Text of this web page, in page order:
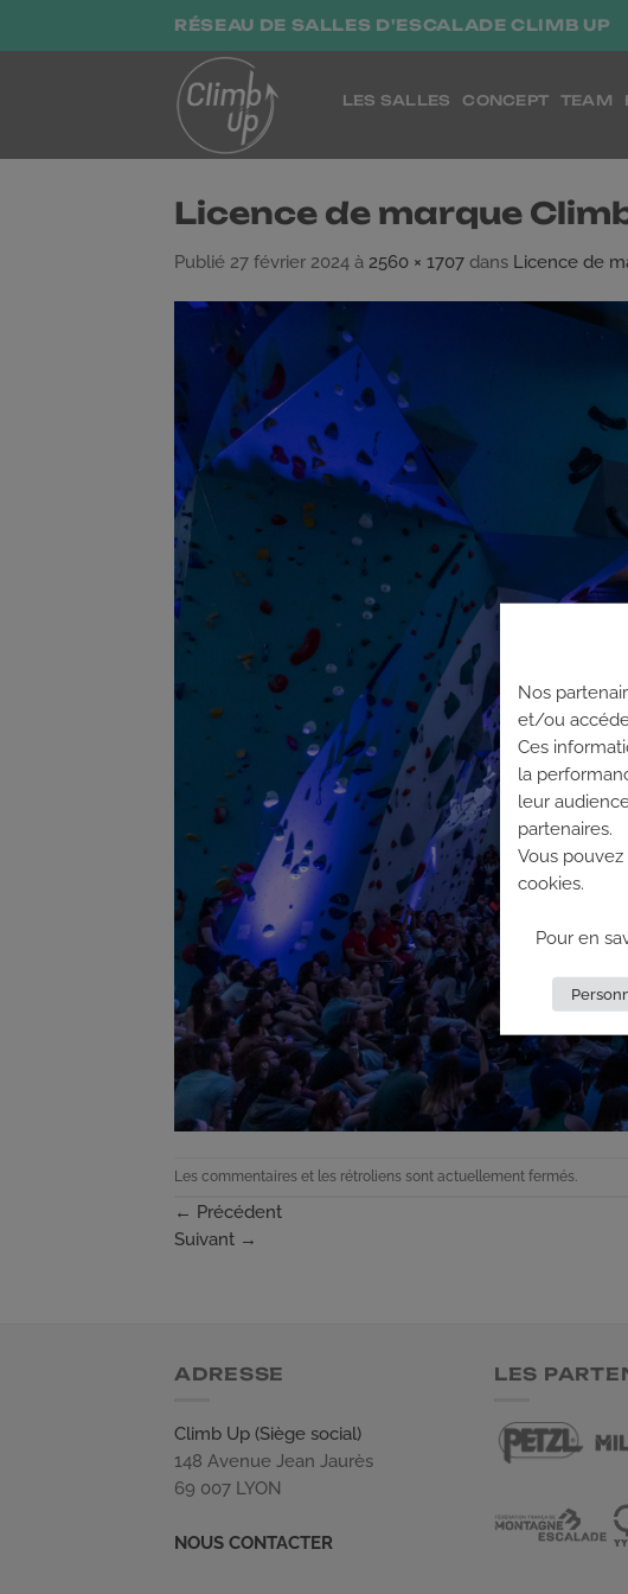
RÉSEAU DE SALLES D'ESCALADE CLIMB UP
LES SALLES CONCEPT TEAM
Licence de marque
Publié 27 février 2024 à 2560 × 1707 dans Licence de
Les commentaires et les rétroliens sont actuellement fermés.
← Précédent
Suivant →
ADRESSE
Climb Up (Siège social)
148 Avenue Jean Jaurès
69 007 LYON
NOUS CONTACTER
LES
Nos
et/ou
Ces
la
leur
partenaires.
Vous
cookies.
Pour en